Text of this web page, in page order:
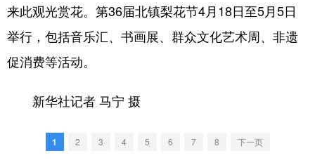
新疆 内蒙古 黑龙江
English Español
Русский язык 日本語 한국어
来此观光赏花。第36届北镇梨花节4月18日至5月5日
举行，包括音乐汇、书画展、群众文化艺术周、非遗
促消费等活动。
新华社记者 马宁 摄
1 2 3 4 5 6 7 8 下一页